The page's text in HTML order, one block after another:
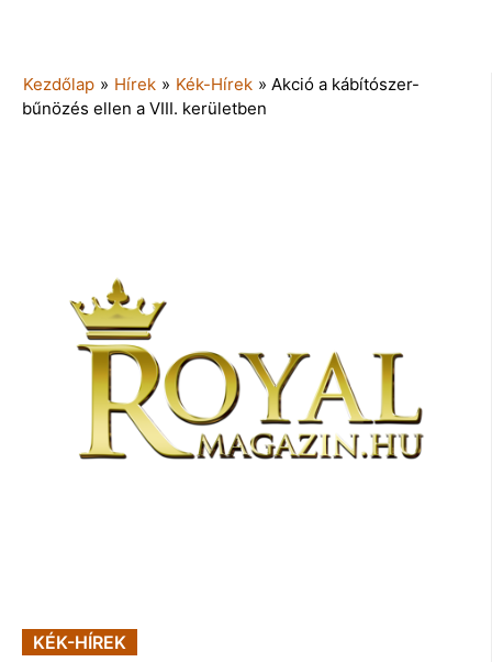
Kezdőlap » Hírek » Kék-Hírek » Akció a kábítószer-
bűnözés ellen a VIII. kerületben
KÉK-HÍREK